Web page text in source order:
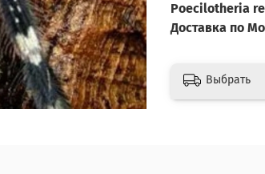
Poecilotheria
Доставка по
Выбрать